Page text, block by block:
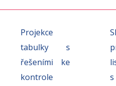
Projekce
tabulky s
řešeními ke
kontrole
s